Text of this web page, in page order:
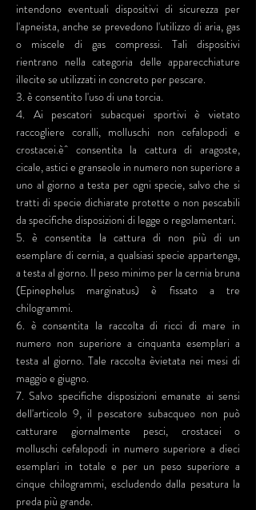
intendono eventuali dispositivi di sicurezza per
l'apneista, anche se prevedono l'utilizzo di aria, gas
o miscele di gas compressi. Tali dispositivi
rientrano nella categoria delle apparecchiature
illecite se utilizzati in concreto per pescare.
3. è consentito l'uso di una torcia.
4. Ai pescatori subacquei sportivi è vietato
raccogliere coralli, molluschi non cefalopodi e
crostacei.èˆ consentita la cattura di aragoste,
cicale, astici e granseole in numero non superiore a
uno al giorno a testa per ogni specie, salvo che si
tratti di specie dichiarate protette o non pescabili
da specifiche disposizioni di legge o regolamentari.
5. è consentita la cattura di non più di un
esemplare di cernia, a qualsiasi specie appartenga,
a testa al giorno. Il peso minimo per la cernia bruna
(Epinephelus marginatus) è fissato a tre
chilogrammi.
6. è consentita la raccolta di ricci di mare in
numero non superiore a cinquanta esemplari a
testa al giorno. Tale raccolta èvietata nei mesi di
maggio e giugno.
7. Salvo specifiche disposizioni emanate ai sensi
dell'articolo 9, il pescatore subacqueo non può
catturare giornalmente pesci, crostacei o
molluschi cefalopodi in numero superiore a dieci
esemplari in totale e per un peso superiore a
cinque chilogrammi, escludendo dalla pesatura la
preda più grande.